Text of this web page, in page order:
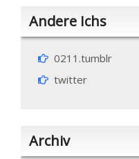
Andere Ichs
0211.tumblr
twitter
Archiv